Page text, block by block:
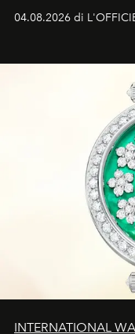
John John
04.08.2026 di
INTERNATIONAL